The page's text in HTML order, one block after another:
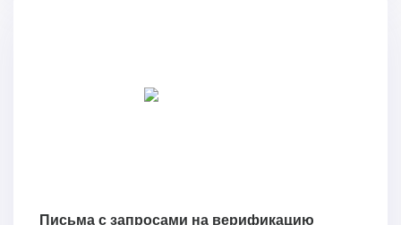
Письма с запросами на верификацию